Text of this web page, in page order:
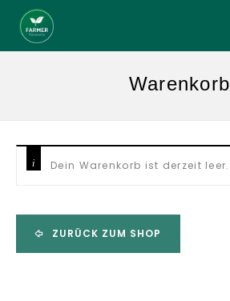
Warenkorb
Dein Warenkorb ist derzeit leer.
ZURÜCK ZUM SHOP